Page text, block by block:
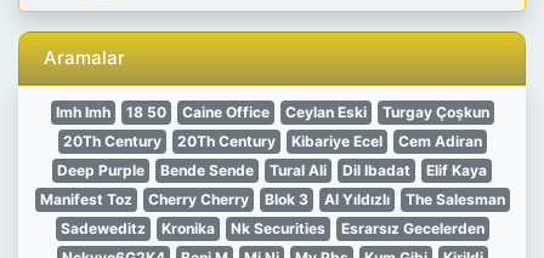
Aramalar
Imh Imh 18 50 Caine Office Ceylan Eski
Turgay Çoşkun
20Th Century
20Th Century Kibariye Ecel
Cem Adiran
Deep Purple
Bende Sende Tural Ali Dil Ibadat
Elif Kaya
Manifest Toz
Cherry Cherry Blok 3 Al Yıldızlı
The Salesman
Sadeweditz
Kronika Nk Securities
Esrarsız Gecelerden